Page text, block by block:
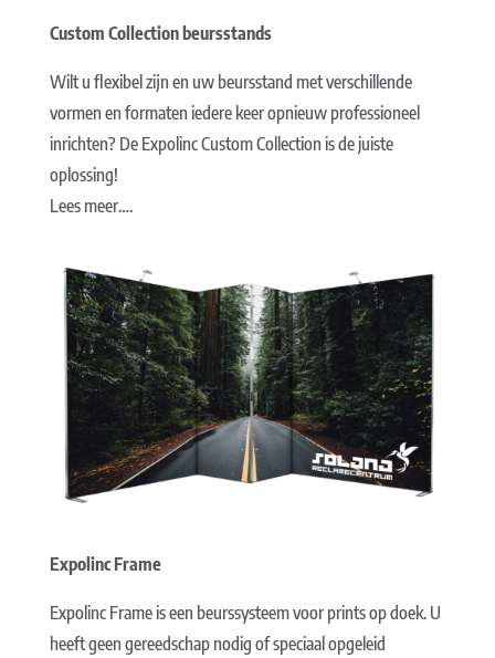
Custom Collection beursstands
Wilt u flexibel zijn en uw beursstand met verschillende
vormen en formaten iedere keer opnieuw professioneel
inrichten? De Expolinc Custom Collection is de juiste
oplossing!
Lees meer….
Expolinc Frame
Expolinc Frame is een beurssysteem voor prints op doek. U
heeft geen gereedschap nodig of speciaal opgeleid